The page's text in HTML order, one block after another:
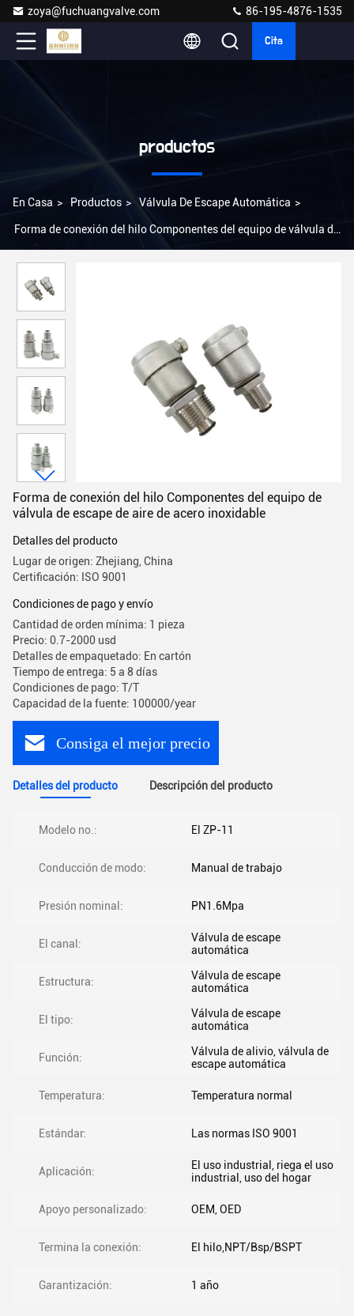
zoya@fuchuangvalve.com 86-195-4876-1535
Cita
productos
En Casa > Productos > Válvula De Escape Automática >
Forma de conexión del hilo Componentes del equipo de válvula de
Forma de conexión del hilo Componentes del equipo de
válvula de escape de aire de acero inoxidable
Detalles del producto
Lugar de origen: Zhejiang, China
Certificación: ISO 9001
Condiciones de pago y envío
Cantidad de orden mínima: 1 pieza
Precio: 0.7-2000 usd
Detalles de empaquetado: En cartón
Tiempo de entrega: 5 a 8 días
Condiciones de pago: T/T
Capacidad de la fuente: 100000/year
Consiga el mejor precio
Detalles del producto Descripción del producto
Modelo no.: El ZP-11
Conducción de modo: Manual de trabajo
Presión nominal: PN1.6Mpa
El canal:
Válvula de escape
automática
Estructura:
Válvula de escape
automática
El tipo:
Válvula de escape
automática
Función:
Válvula de alivio, válvula de
escape automática
Temperatura: Temperatura normal
Estándar: Las normas ISO 9001
Aplicación:
El uso industrial, riega el uso
industrial, uso del hogar
Apoyo personalizado: OEM, OED
Termina la conexión: El hilo,NPT/Bsp/BSPT
Garantización: 1 año